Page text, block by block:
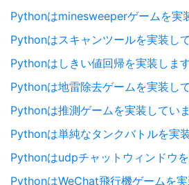
Pythonはminesweeperゲームを実
Pythonはスキャンツールを実装し
Pythonはしきい値回帰を実装しま
Pythonは地雷除去ゲームを実装し
Pythonは推測ゲームを実装してい
Pythonは単純なタンクバトルを実
Pythonはudpチャットウィンドウ
PythonはWeChat飛行機ゲームを